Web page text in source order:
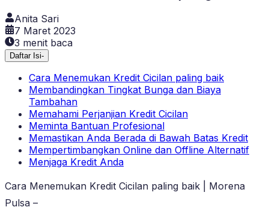
Anita Sari
7 Maret 2023
3 menit baca
Daftar Isi-
Cara Menemukan Kredit Cicilan paling baik
Membandingkan Tingkat Bunga dan Biaya
Tambahan
Memahami Perjanjian Kredit Cicilan
Meminta Bantuan Profesional
Memastikan Anda Berada di Bawah Batas Kredit
Mempertimbangkan Online dan Offline Alternatif
Menjaga Kredit Anda
Cara Menemukan Kredit Cicilan paling baik | Morena
Pulsa –